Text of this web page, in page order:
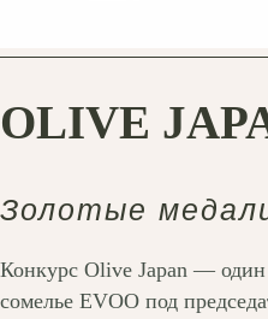
OLIVE
Золотые
Конкурс Olive Japan —
сомелье EVOO под